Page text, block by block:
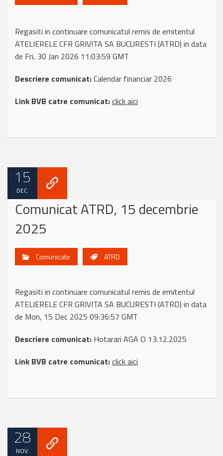
Regasiti in continuare comunicatul remis de emitentul
ATELIERELE CFR GRIVITA SA BUCURESTI (ATRD) in data
de Fri, 30 Jan 2026 11:03:59 GMT
Descriere comunicat:Calendar financiar 2026
Link BVB catre comunicat:click aici
15
DEC.
Comunicat ATRD, 15 decembrie
2025
Comunicate ATRD
Regasiti in continuare comunicatul remis de emitentul
ATELIERELE CFR GRIVITA SA BUCURESTI (ATRD) in data
de Mon, 15 Dec 2025 09:36:57 GMT
Descriere comunicat: Hotarari AGA O 13.12.2025
Link BVB catre comunicat:click aici
28
NOV.